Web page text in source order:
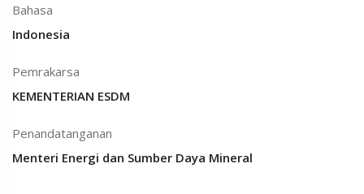
Bahasa
Indonesia
Pemrakarsa
KEMENTERIAN ESDM
Penandatanganan
Menteri Energi dan Sumber Daya Mineral